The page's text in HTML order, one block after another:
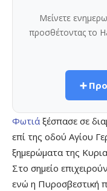
Μείνετε
προσθέτοντας το
➕
Φωτιά ξέσπασε σε
επί της οδού Αγίου
ξημερώματα της
Στο σημείο
ενώ η Πυροσβεστική